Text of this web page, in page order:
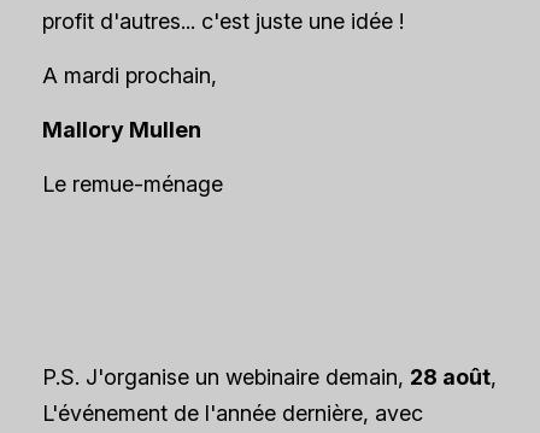
profit d'autres... c'est juste une idée !
A mardi prochain,
Mallory Mullen
Le remue-ménage
P.S. J'organise un webinaire demain, 28 août,
L'événement de l'année dernière, avec